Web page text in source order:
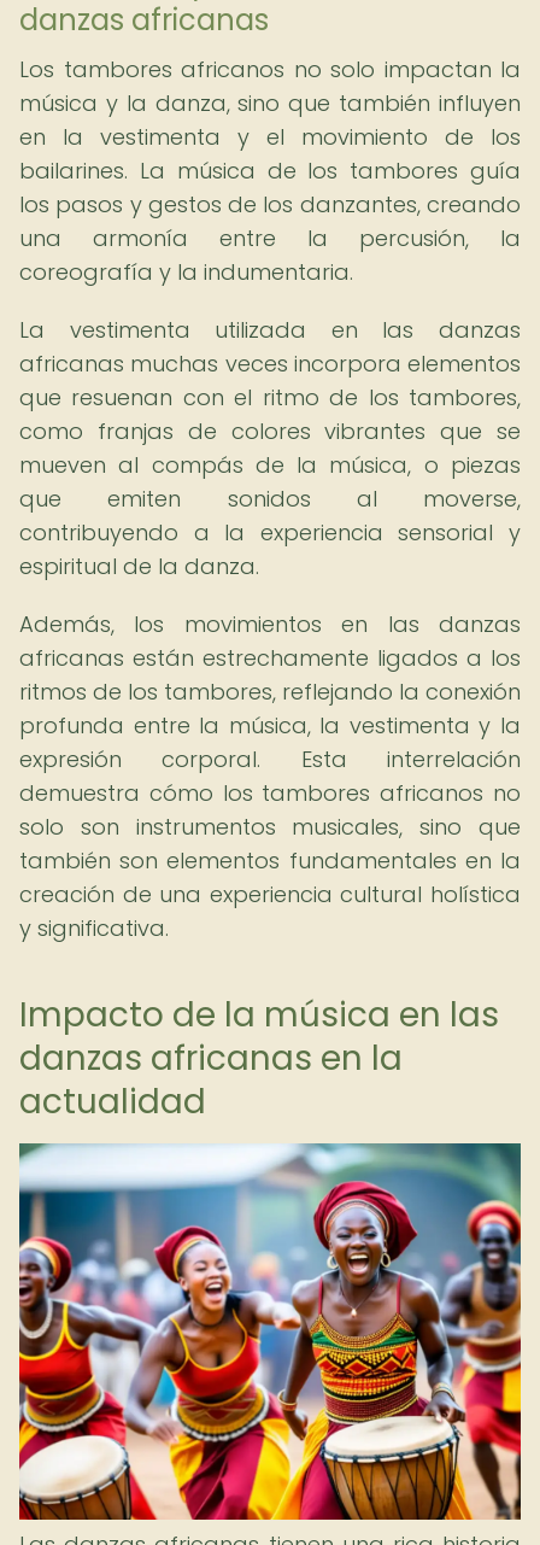
danzas africanas
Los tambores africanos no solo impactan la
música y la danza, sino que también influyen
en la vestimenta y el movimiento de los
bailarines. La música de los tambores guía
los pasos y gestos de los danzantes, creando
una armonía entre la percusión, la
coreografía y la indumentaria.
La vestimenta utilizada en las danzas
africanas muchas veces incorpora elementos
que resuenan con el ritmo de los tambores,
como franjas de colores vibrantes que se
mueven al compás de la música, o piezas
que emiten sonidos al moverse,
contribuyendo a la experiencia sensorial y
espiritual de la danza.
Además, los movimientos en las danzas
africanas están estrechamente ligados a los
ritmos de los tambores, reflejando la conexión
profunda entre la música, la vestimenta y la
expresión corporal. Esta interrelación
demuestra cómo los tambores africanos no
solo son instrumentos musicales, sino que
también son elementos fundamentales en la
creación de una experiencia cultural holística
y significativa.
Impacto de la música en las
danzas africanas en la
actualidad